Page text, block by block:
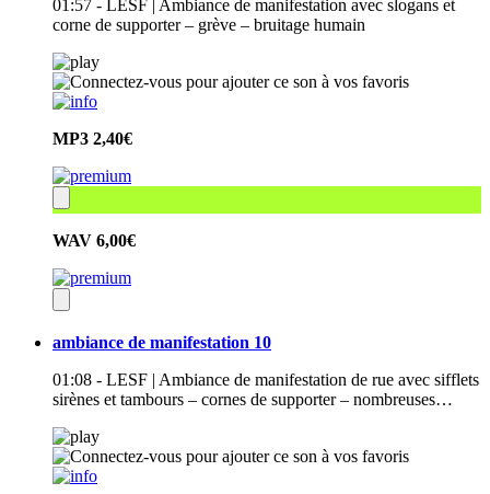
01:57 - LESF | Ambiance de manifestation avec slogans et
corne de supporter – grève – bruitage humain
MP3 2,40€
WAV 6,00€
ambiance de manifestation 10
01:08 - LESF | Ambiance de manifestation de rue avec sifflets
sirènes et tambours – cornes de supporter – nombreuses…